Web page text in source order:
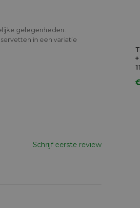
gelegenheden.
in een variatie
Schrijf eerste review